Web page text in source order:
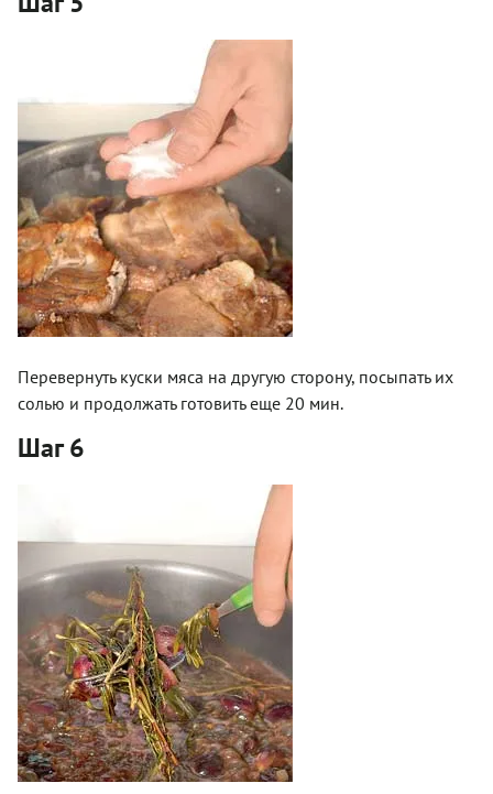
Перевернуть куски мяса на другую сторону, посыпать их
солью и продолжать готовить еще 20 мин.
Шаг 6